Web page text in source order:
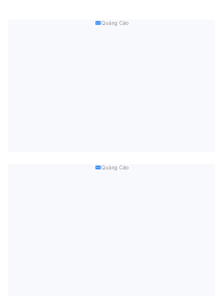
Quảng Cáo
Quảng Cáo